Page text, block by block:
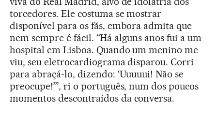
torcedores. Ele costuma se mostrar
disponível para os fãs, embora admita que
nem sempre é fácil. “Há alguns anos fui a um
hospital em Lisboa. Quando um menino me
viu, seu eletrocardiograma disparou. Corri
para abraçá-lo, dizendo: ‘Uuuuui! Não se
preocupe!’”, ri o português, num dos poucos
momentos descontraídos da conversa.